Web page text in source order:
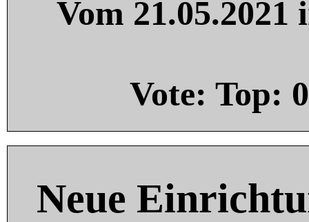
Vom
Vote: Top: 0
Neue